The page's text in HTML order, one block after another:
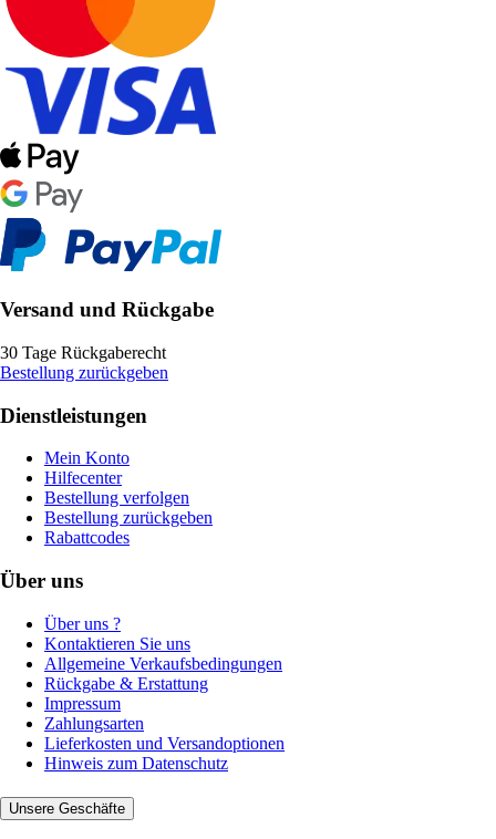
Versand und Rückgabe
30 Tage Rückgaberecht
Bestellung zurückgeben
Dienstleistungen
Mein Konto
Hilfecenter
Bestellung verfolgen
Bestellung zurückgeben
Rabattcodes
Über uns
Über uns ?
Kontaktieren Sie uns
Allgemeine Verkaufsbedingungen
Rückgabe & Erstattung
Impressum
Zahlungsarten
Lieferkosten und Versandoptionen
Hinweis zum Datenschutz
Unsere Geschäfte